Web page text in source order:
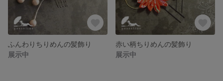
ふんわりちりめんの髪飾り
展示中
赤い柄ちりめんの髪飾り
展示中